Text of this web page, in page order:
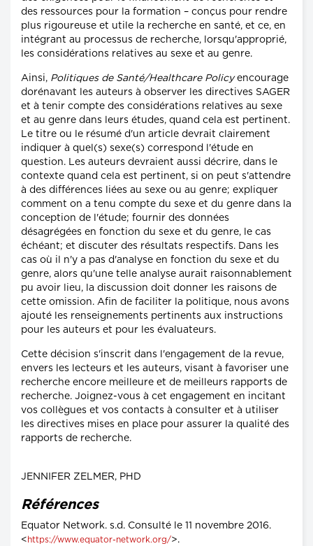
des ressources pour la formation – conçus pour rendre
plus rigoureuse et utile la recherche en santé, et ce, en
intégrant au processus de recherche, lorsqu'approprié,
les considérations relatives au sexe et au genre.
Ainsi, Politiques de Santé/Healthcare Policyencourage
dorénavant les auteurs à observer les directives SAGER
et à tenir compte des considérations relatives au sexe
et au genre dans leurs études, quand cela est pertinent.
Le titre ou le résumé d'un article devrait clairement
indiquer à quel(s) sexe(s) correspond l'étude en
question. Les auteurs devraient aussi décrire, dans le
contexte quand cela est pertinent, si on peut s'attendre
à des différences liées au sexe ou au genre; expliquer
comment on a tenu compte du sexe et du genre dans la
conception de l'étude; fournir des données
désagrégées en fonction du sexe et du genre, le cas
échéant; et discuter des résultats respectifs. Dans les
cas où il n'y a pas d'analyse en fonction du sexe et du
genre, alors qu'une telle analyse aurait raisonnablement
pu avoir lieu, la discussion doit donner les raisons de
cette omission. Afin de faciliter la politique, nous avons
ajouté les renseignements pertinents aux instructions
pour les auteurs et pour les évaluateurs.
Cette décision s'inscrit dans l'engagement de la revue,
envers les lecteurs et les auteurs, visant à favoriser une
recherche encore meilleure et de meilleurs rapports de
recherche. Joignez-vous à cet engagement en incitant
vos collègues et vos contacts à consulter et à utiliser
les directives mises en place pour assurer la qualité des
rapports de recherche.
JENNIFER ZELMER, PHD
Références
Equator Network. s.d. Consulté le 11 novembre 2016.
< https://www.equator-network.org/>.